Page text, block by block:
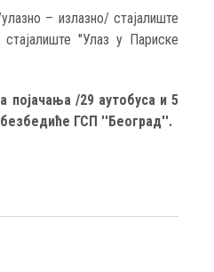
– излазно/ стајалиште
''Улаз у Париске
појачања /29 аутобуса и 5
ГСП ''Београд''.